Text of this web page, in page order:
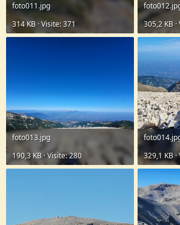
foto011.jpg
314 KB · Visite: 371
305,2 KB
foto013.jpg
190,3 KB · Visite: 280
329,1 KB